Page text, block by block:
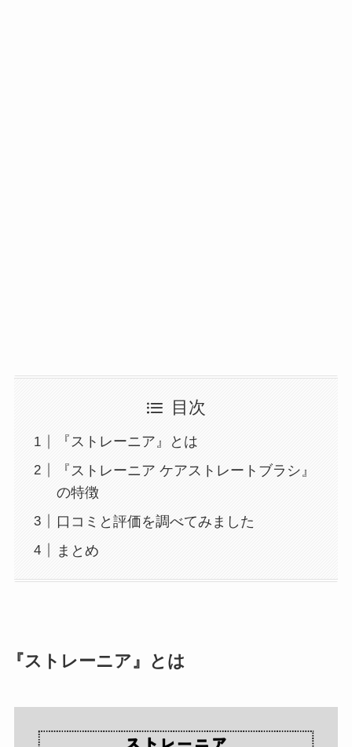
目次
『ストレーニア』とは
『ストレーニア ケアストレートブラシ』
の特徴
口コミと評価を調べてみました
まとめ
『ストレーニア』とは